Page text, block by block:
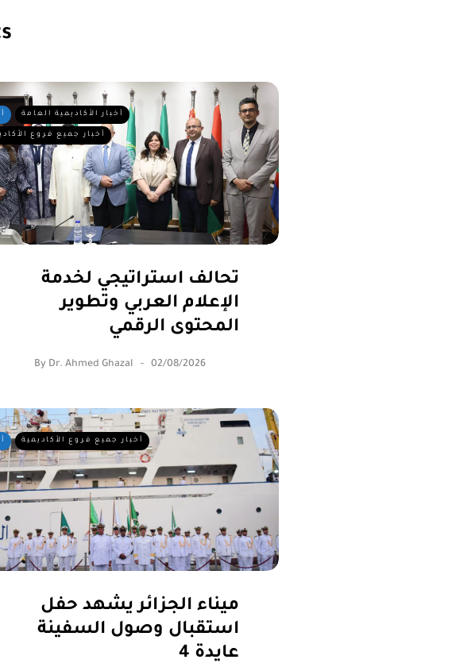
أخبار الأكاديمية العامة
أخبار جميع فروع
تحالف استراتيجي لخدمة
الإعلام العربي وتطوير
المحتوى الرقمي
By Dr. Ahmed Ghazal 02/08/2026
أخبار جميع فروع الأكاديمية
ميناء الجزائر يشهد حفل
استقبال وصول السفينة
عايدة 4